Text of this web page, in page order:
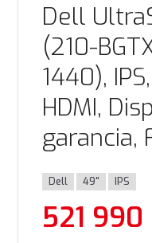
Dell
(210-
1440),
HDMI,
garancia,
Dell 49" IPS
521 990